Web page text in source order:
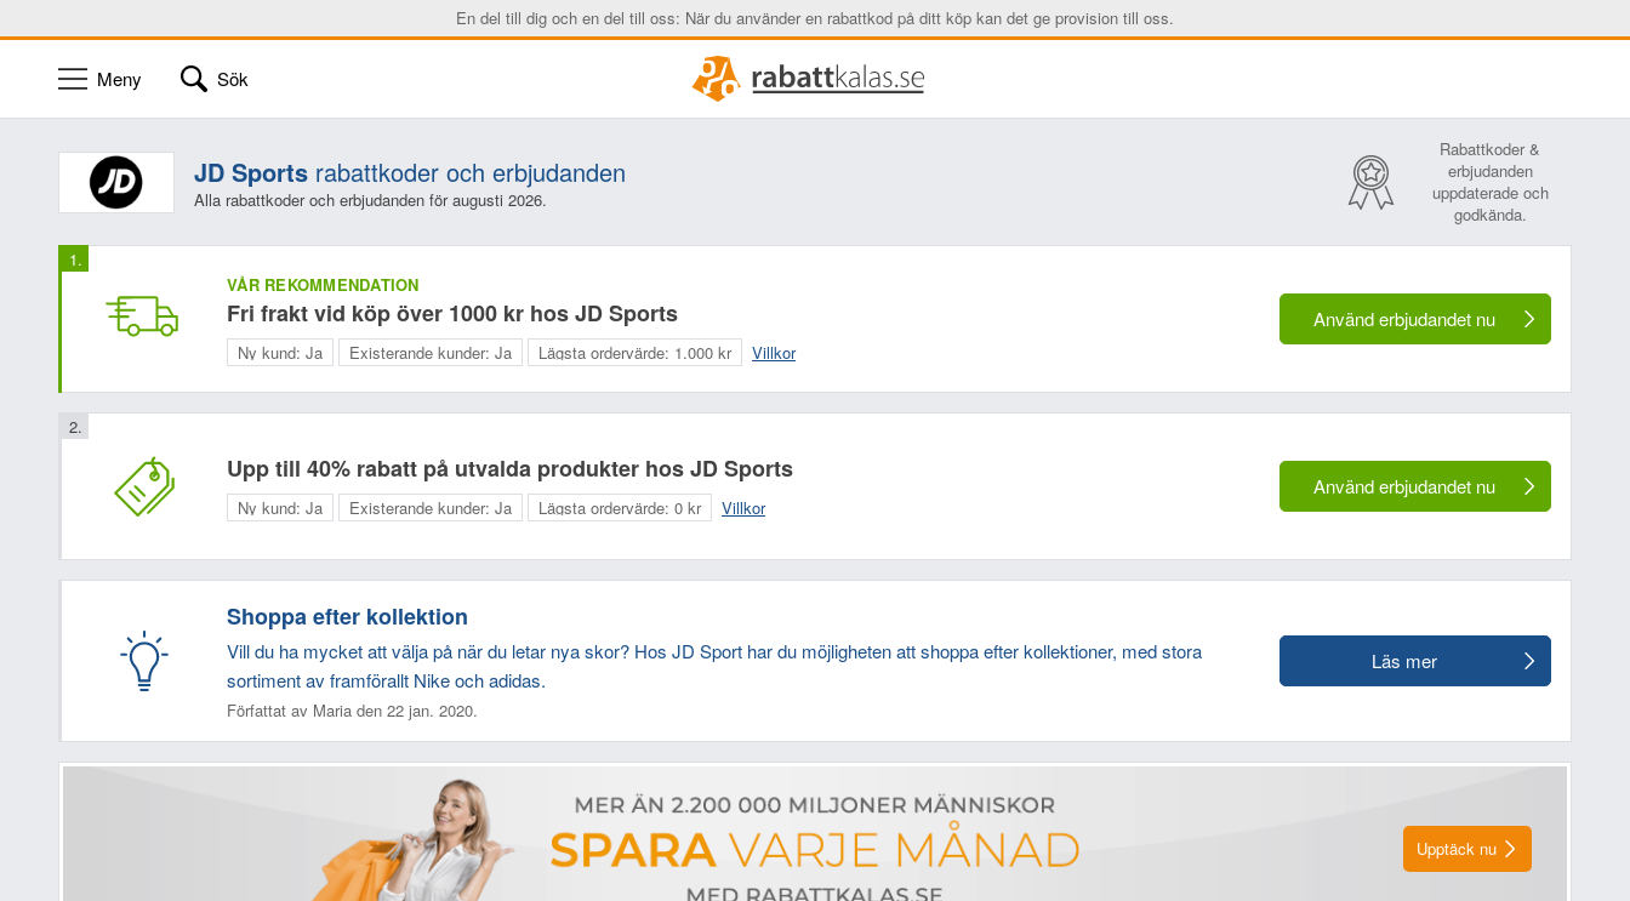
En del till dig och en del till oss: När du använder en rabattkod på ditt köp kan det ge provision till oss.
Meny Sök
JD Sports rabattkoder och erbjudanden
Alla rabattkoder och erbjudanden för augusti 2026.
Rabattkoder &
erbjudanden
uppdaterade och
godkända.
VÅR REKOMMENDATION
Fri frakt vid köp över 1000 kr hos JD Sports Använd erbjudandet nu
Ny kund: Ja Existerande kunder: Ja Lägsta ordervärde: 1.000 kr Villkor
Upp till 40% rabatt på utvalda produkter hos JD Sports
Använd erbjudandet nu
Ny kund: Ja Existerande kunder: Ja Lägsta ordervärde: 0 kr Villkor
Shoppa efter kollektion
Vill du ha mycket att välja på när du letar nya skor? Hos JD Sport har du möjligheten att shoppa efter kollektioner, med stora
sortiment av framförallt Nike och adidas.
Författat av Maria den 22 jan. 2020.
Läs mer
Upptäck nu